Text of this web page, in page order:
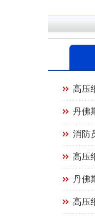
高压
丹佛
消防
高压
丹佛
高压